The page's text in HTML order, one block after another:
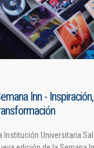
Inn -
Institución Universitaria